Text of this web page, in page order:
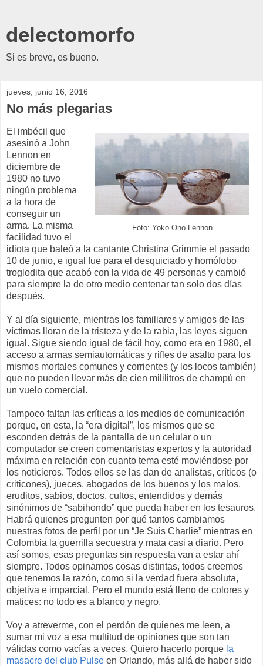
delectomorfo
Si es breve, es bueno.
jueves, junio 16, 2016
No más plegarias
Foto: Yoko Ono Lennon
El imbécil que
asesinó a John
Lennon en
diciembre de
1980 no tuvo
ningún problema
a la hora de
conseguir un
arma. La misma
facilidad tuvo el
idiota que baleó a la cantante Christina Grimmie el pasado
10 de junio, e igual fue para el desquiciado y homófobo
troglodita que acabó con la vida de 49 personas y cambió
para siempre la de otro medio centenar tan solo dos días
después.
Y al día siguiente, mientras los familiares y amigos de las
víctimas lloran de la tristeza y de la rabia, las leyes siguen
igual. Sigue siendo igual de fácil hoy, como era en 1980, el
acceso a armas semiautomáticas y rifles de asalto para los
mismos mortales comunes y corrientes (y los locos también)
que no pueden llevar más de cien mililitros de champú en
un vuelo comercial.
Tampoco faltan las críticas a los medios de comunicación
porque, en esta, la “era digital”, los mismos que se
esconden detrás de la pantalla de un celular o un
computador se creen comentaristas expertos y la autoridad
máxima en relación con cuanto tema esté moviéndose por
los noticieros. Todos ellos se las dan de analistas, críticos (o
criticones), jueces, abogados de los buenos y los malos,
eruditos, sabios, doctos, cultos, entendidos y demás
sinónimos de “sabihondo” que pueda haber en los tesauros.
Habrá quienes pregunten por qué tantos cambiamos
nuestras fotos de perfil por un “Je Suis Charlie” mientras en
Colombia la guerrilla secuestra y mata casi a diario. Pero
así somos, esas preguntas sin respuesta van a estar ahí
siempre. Todos opinamos cosas distintas, todos creemos
que tenemos la razón, como si la verdad fuera absoluta,
objetiva e imparcial. Pero el mundo está lleno de colores y
matices: no todo es a blanco y negro.
Voy a atreverme, con el perdón de quienes me leen, a
sumar mi voz a esa multitud de opiniones que son tan
válidas como vacías a veces. Quiero hacerlo porque la
masacre del club Pulse en Orlando, más allá de haber sido